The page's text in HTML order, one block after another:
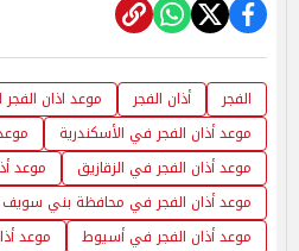
الفجر أذان الفجر
موعد اذان الفجر
موعد أذان الفجر في الأسكندرية
موعد أذان الفجر في الزقازيق
موعد
موعد أذان الفجر في محافظة بني سويف
موعد أذان الفجر في أسيوط
موعد